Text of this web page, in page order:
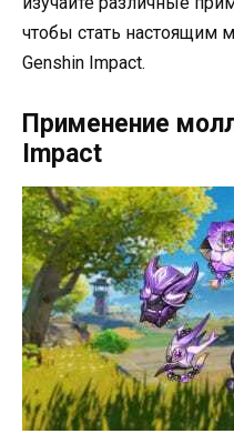
чтобы стать настоящим
Genshin Impact.
Применение
Impact